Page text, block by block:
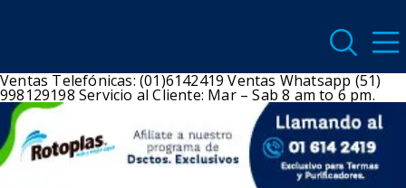
Ventas Telefónicas: (01)6142419 Ventas Whatsapp (51)
998129198 Servicio al Cliente: Mar – Sab 8 am to 6 pm.